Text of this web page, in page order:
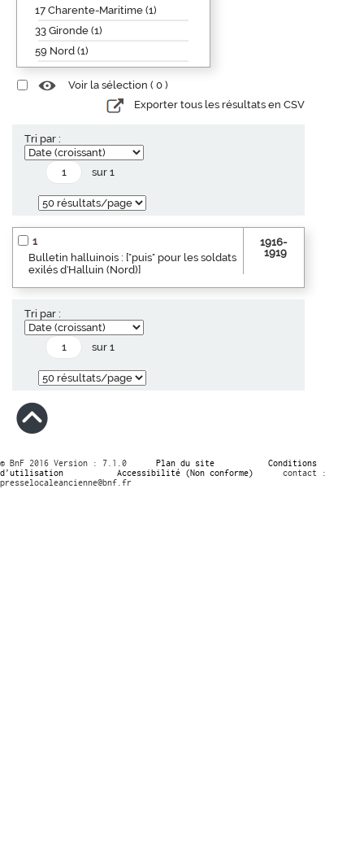
17 Charente-Maritime (1)
33 Gironde (1)
59 Nord (1)
Voir la sélection ( 0 )
Exporter tous les résultats en CSV
Tri par :
sur 1
1
Bulletin halluinois : ["puis" pour les soldats
exilés d'Halluin (Nord)]
1916-
1919
Tri par :
sur 1
© BnF 2016 Version : 7.1.0 Plan du site
Conditions
d’utilisation
Accessibilité (Non conforme)
contact :
presselocaleancienne@bnf.fr